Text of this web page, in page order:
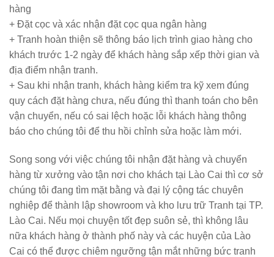
hàng
+ Đặt cọc và xác nhận đặt cọc qua ngân hàng
+ Tranh hoàn thiện sẽ thông báo lịch trình giao hàng cho
khách trước 1-2 ngày để khách hàng sắp xếp thời gian và
địa điểm nhận tranh.
+ Sau khi nhận tranh, khách hàng kiểm tra kỹ xem đúng
quy cách đặt hàng chưa, nếu đúng thì thanh toán cho bên
vận chuyển, nếu có sai lệch hoặc lỗi khách hàng thông
báo cho chúng tôi để thu hồi chỉnh sửa hoặc làm mới.
Song song với việc chúng tôi nhận đặt hàng và chuyển
hàng từ xưởng vào tận nơi cho khách tại Lào Cai thì cơ sở
chúng tôi đang tìm mặt bằng và đại lý cộng tác chuyên
nghiệp để thành lập showroom và kho lưu trữ Tranh tại TP.
Lào Cai. Nếu mọi chuyện tốt đẹp suôn sẻ, thì không lâu
nữa khách hàng ở thành phố này và các huyện của Lào
Cai có thể được chiêm ngưỡng tận mắt những bức tranh